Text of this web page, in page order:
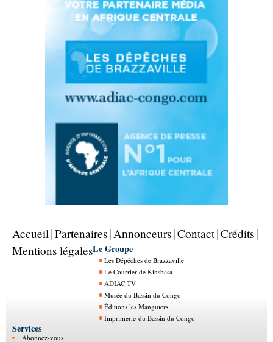
Accueil Partenaires Annonceurs Contact Crédits
Mentions légalesLe Groupe
Les Dépêches de Brazzaville
Le Courrier de Kinshasa
ADIAC TV
Musée du Bassin du Congo
Éditions les Manguiers
Imprimerie du Bassin du Congo
Services
Abonnez-vous